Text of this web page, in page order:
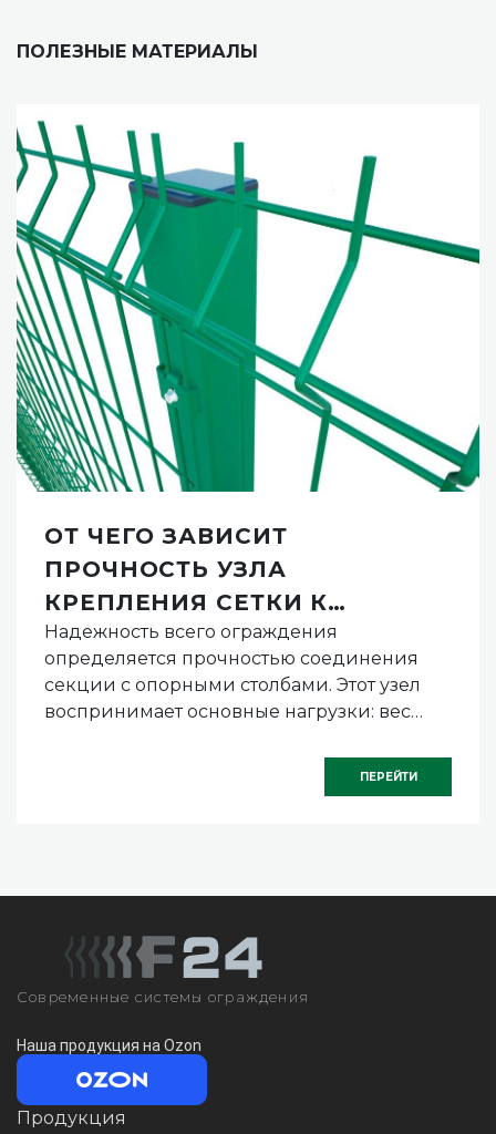
ПОЛЕЗНЫЕ МАТЕРИАЛЫ
ДЛЯ КОГО ПОДХОДИТ 3Д
ЗАБОР С ПРУТКОМ 4 ММ
3Д пруток 4 мм применяется в условиях,
требующих баланса между прочностными
характеристиками и стоимостью
конструкции.
ПЕРЕЙТИ
Современные системы ограждения
Наша продукция на Ozon
Продукция